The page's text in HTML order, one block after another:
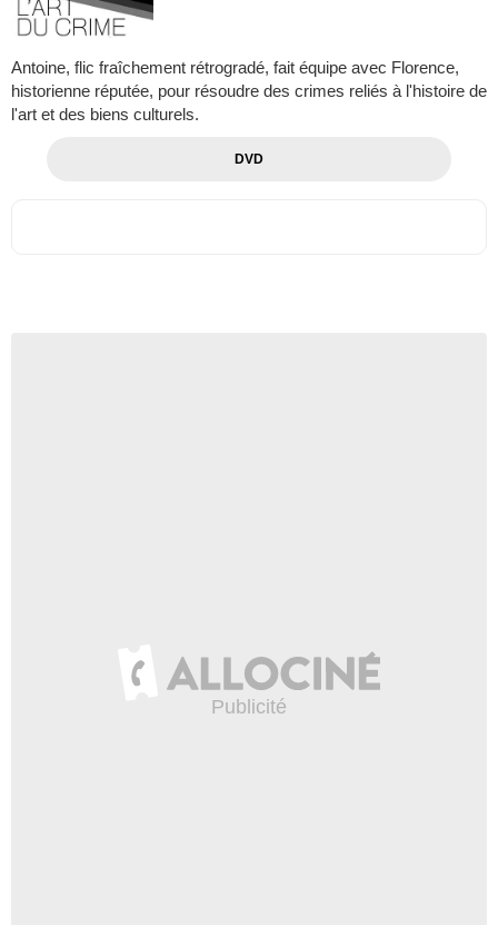
Antoine, flic fraîchement rétrogradé, fait équipe avec Florence,
historienne réputée, pour résoudre des crimes reliés à l'histoire de
l'art et des biens culturels.
DVD